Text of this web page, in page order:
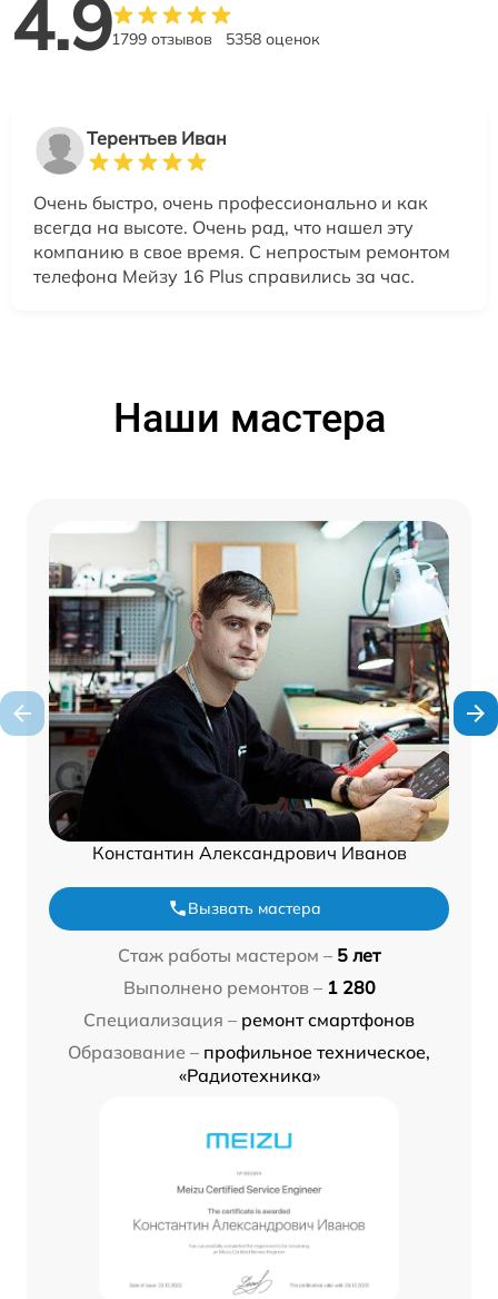
4.91799 отзывов 5358 оценок
Терентьев Иван
Очень быстро, очень профессионально и как
всегда на высоте. Очень рад, что нашел эту
компанию в свое время. С непростым ремонтом
телефона Мейзу 16 Plus справились за час.
Наши мастера
Константин Александрович Иванов
Вызвать мастера
Стаж работы мастером – 5 лет
Выполнено ремонтов – 1 280
Специализация – ремонт смартфонов
Образование – профильное техническое,
«Радиотехника»